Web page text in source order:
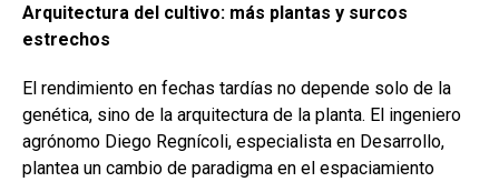
Arquitectura del cultivo: más plantas y surcos
estrechos
El rendimiento en fechas tardías no depende solo de la
genética, sino de la arquitectura de la planta. El ingeniero
agrónomo Diego Regnícoli, especialista en Desarrollo,
plantea un cambio de paradigma en el espaciamiento